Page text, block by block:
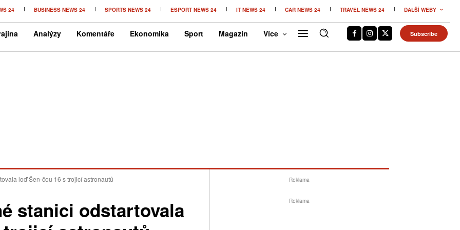
24 BUSINESS NEWS 24 SPORTS NEWS 24 ESPORT NEWS 24 IT NEWS 24 CAR NEWS 24 TRAVEL NEWS 24 DALŠÍ WEBY
Analýzy Komentáře Ekonomika Sport Magazín Více Subscribe
loď Šen-čou 16 s trojicí astronautů
stanici odstartovala
Reklama
Reklama